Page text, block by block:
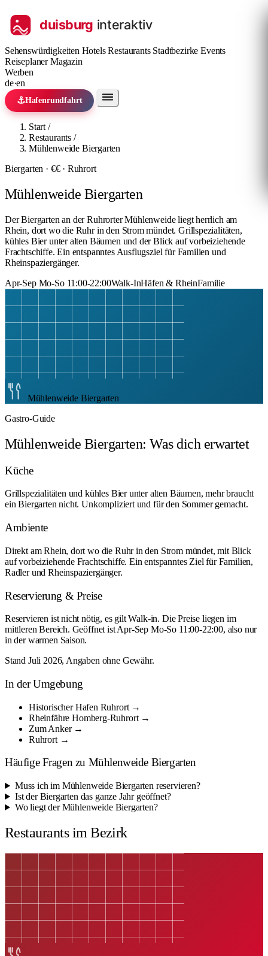
Sehenswürdigkeiten HotelsRestaurants StadtbezirkeEvents
ReiseplanerMagazin
Werben
de·en
⚓Hafenrundfahrt
Start /
Restaurants /
Mühlenweide Biergarten
Biergarten · €€ · Ruhrort
Mühlenweide Biergarten
Der Biergarten an der Ruhrorter Mühlenweide liegt herrlich am
Rhein, dort wo die Ruhr in den Strom mündet. Grillspezialitäten,
kühles Bier unter alten Bäumen und der Blick auf vorbeiziehende
Frachtschiffe. Ein entspanntes Ausflugsziel für Familien und
Rheinspaziergänger.
Apr-Sep Mo-So 11:00-22:00Walk-InHäfen & RheinFamilie
Mühlenweide Biergarten
Gastro-Guide
Mühlenweide Biergarten: Was dich erwartet
Küche
Grillspezialitäten und kühles Bier unter alten Bäumen, mehr braucht
ein Biergarten nicht. Unkompliziert und für den Sommer gemacht.
Ambiente
Direkt am Rhein, dort wo die Ruhr in den Strom mündet, mit Blick
auf vorbeiziehende Frachtschiffe. Ein entspanntes Ziel für Familien,
Radler und Rheinspaziergänger.
Reservierung & Preise
Reservieren ist nicht nötig, es gilt Walk-in. Die Preise liegen im
mittleren Bereich. Geöffnet ist Apr-Sep Mo-So 11:00-22:00, also nur
in der warmen Saison.
Stand Juli 2026, Angaben ohne Gewähr.
In der Umgebung
Historischer Hafen Ruhrort →
Rheinfähre Homberg-Ruhrort →
Zum Anker →
Ruhrort →
Häufige Fragen zu Mühlenweide Biergarten
Muss ich im Mühlenweide Biergarten reservieren?
Ist der Biergarten das ganze Jahr geöffnet?
Wo liegt der Mühlenweide Biergarten?
Restaurants im Bezirk